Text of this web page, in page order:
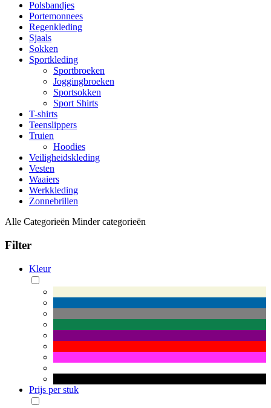
Polsbandjes
Portemonnees
Regenkleding
Sjaals
Sokken
Sportkleding
Sportbroeken
Joggingbroeken
Sportsokken
Sport Shirts
T-shirts
Teenslippers
Truien
Hoodies
Veiligheidskleding
Vesten
Waaiers
Werkkleding
Zonnebrillen
Alle Categorieën Minder categorieën
Filter
Kleur
Prijs per stuk